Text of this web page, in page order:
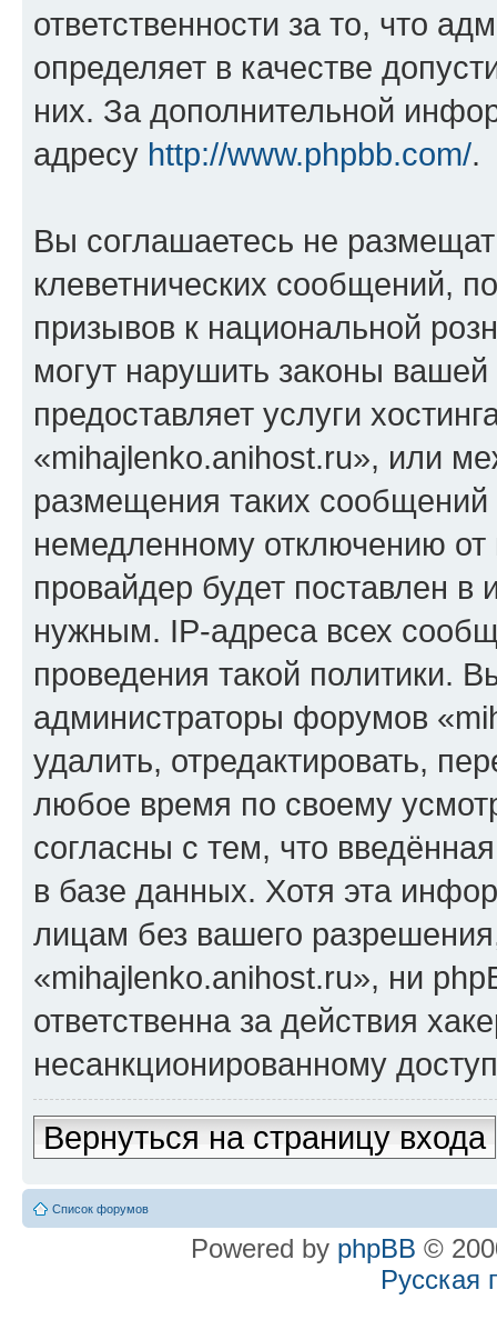
ответственности за то, что
определяет в качестве
них. За дополнительной
адресу http://www.phpbb.com/.
Вы соглашаетесь не
клеветнических сообщений,
призывов к национальной
могут нарушить законы
предоставляет услуги
«mihajlenko.anihost.ru», или
размещения таких
немедленному отключению
провайдер будет поставлен в
нужным. IP-адреса всех
проведения такой политики.
администраторы форумов
удалить, отредактировать,
любое время по своему
согласны с тем, что
в базе данных. Хотя эта
лицам без вашего
«mihajlenko.anihost.ru», ни
ответственна за действия
несанкционированному
Вернуться на страницу входа
Список форумов
Powered by phpBB ©
Русская